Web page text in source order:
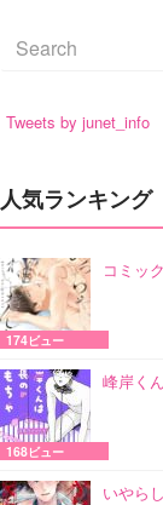
Tweets by junet_info
人気ランキング
コミッ
174ビュー
峰岸く
168ビュー
いやら